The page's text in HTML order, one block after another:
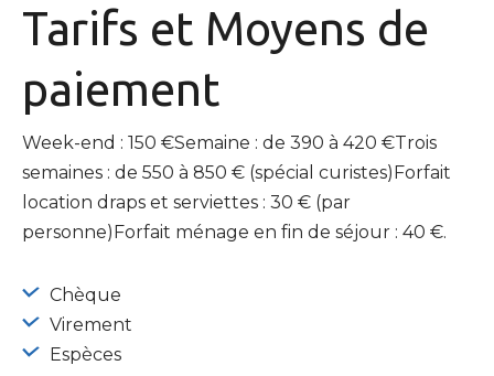
Tarifs et Moyens de
paiement
Week-end : 150 €Semaine : de 390 à 420 €Trois
semaines : de 550 à 850 € (spécial curistes)Forfait
location draps et serviettes : 30 € (par
personne)Forfait ménage en fin de séjour : 40 €.
Chèque
Virement
Espèces